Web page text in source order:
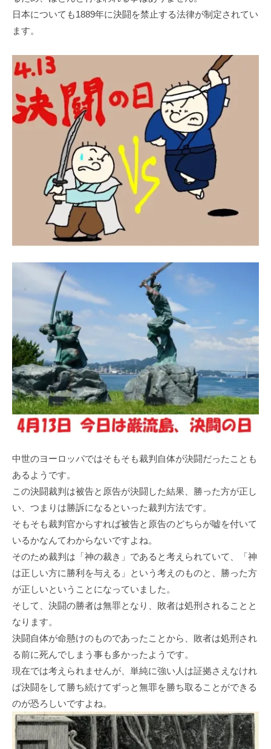
日本についても1889年に決闘を禁止する法律が制定されてい
ます。
中世のヨーロッパではそもそも裁判自体が決闘だったことも
あるようです。
この決闘裁判は被告と原告が決闘した結果、勝った方が正し
い、つまりは勝訴になるといった裁判方法です。
そもそも裁判官からすれば被告と原告のどちらが嘘を付いて
いるかなんてわからないですよね。
そのため裁判は「神の裁き」であると考えられていて、「神
は正しい方に勝利を与える」という考えのものと、勝った方
が正しいということになっていました。
そして、決闘の勝者は無罪となり、敗者は処刑されることと
なります。
決闘自体が命懸けのものであったことから、敗者は処刑され
る前に死んでしまう事も多かったようです。
現在では考えられませんが、単純に強い人は証拠さえなけれ
ば決闘をして勝ち続けてずっと無罪を勝ち取ることができる
のが恐ろしいですよね。